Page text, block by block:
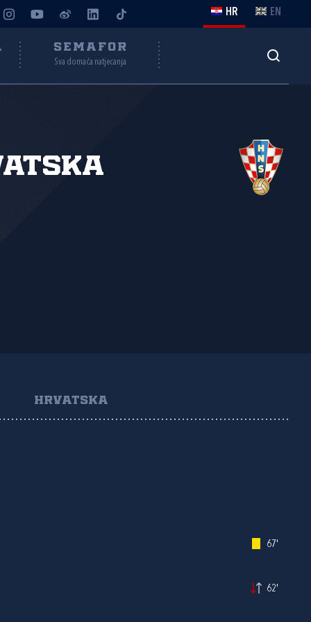
HR EN
SEMAFOR
Sva domaća natjecanja
HRVATSKA
67'
62'